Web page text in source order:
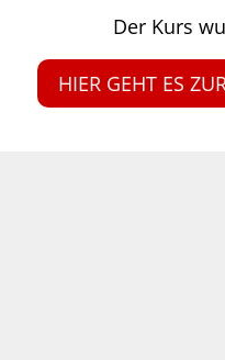
Der Kurs
HIER GEHT ES